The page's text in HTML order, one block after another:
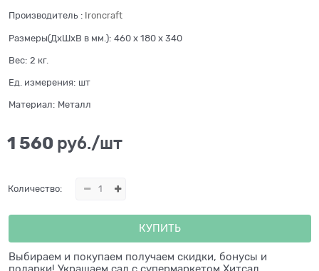
Производитель : Ironcraft
Размеры(ДхШхВ в мм.): 460 x 180 x 340
Вес: 2 кг.
Ед. измерения: шт
Материал: Металл
1 560 руб./шт
Количество:
КУПИТЬ
Выбираем и покупаем получаем скидки, бонусы и